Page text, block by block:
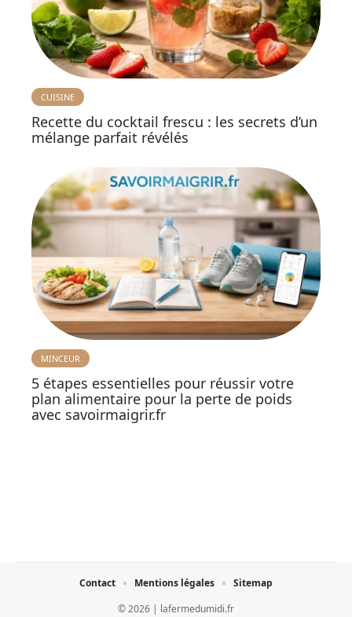
CUISINE
Recette du cocktail frescu : les secrets d’un
mélange parfait révélés
MINCEUR
5 étapes essentielles pour réussir votre
plan alimentaire pour la perte de poids
avec savoirmaigrir.fr
© 2026 | lafermedumidi.fr
Contact Mentions légales Sitemap